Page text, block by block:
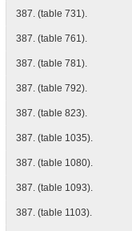
387. (table 731).
387. (table 761).
387. (table 781).
387. (table 792).
387. (table 823).
387. (table 1035).
387. (table 1080).
387. (table 1093).
387. (table 1103).